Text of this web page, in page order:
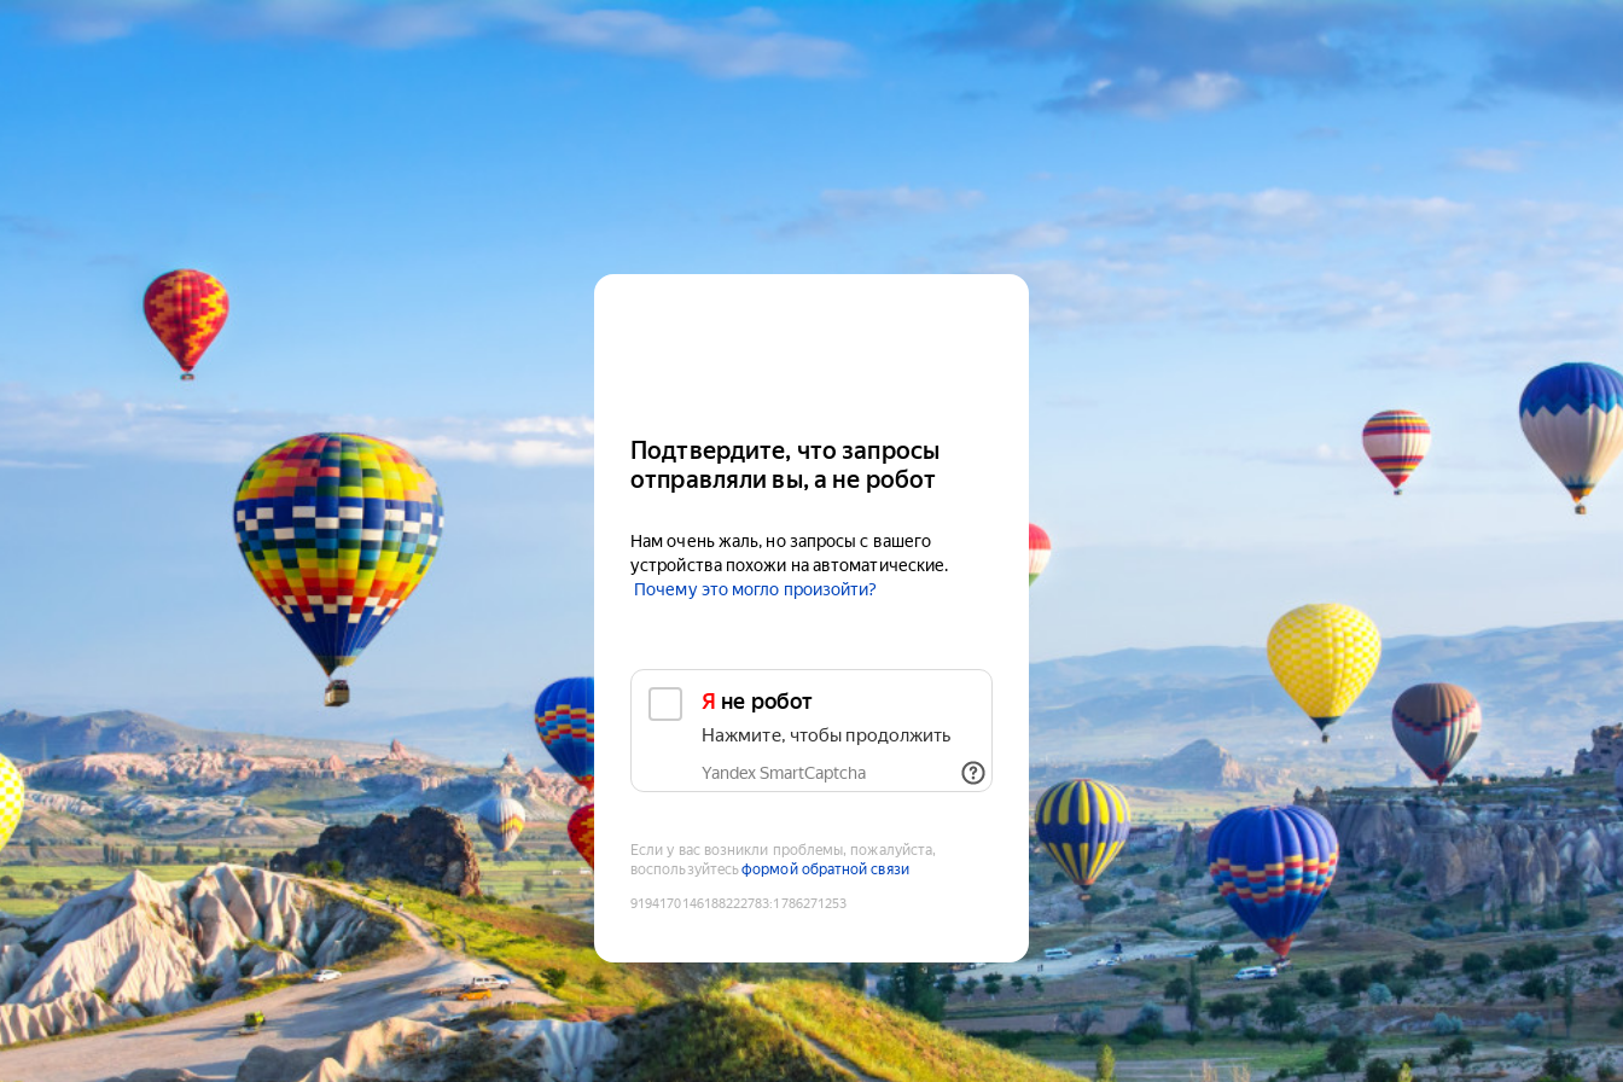
Подтвердите, что запросы
отправляли вы, а не робот
Нам очень жаль, но запросы с вашего
устройства похожи на автоматические.
Почему это могло произойти?
Я не робот
Нажмите, чтобы продолжить
Yandex SmartCaptcha
Если у вас возникли проблемы, пожалуйста,
воспользуйтесьформой обратной связи
9194170146188222783:1786271253